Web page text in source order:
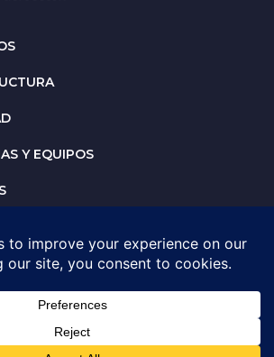
Y EQUIPOS
un espacio para
tu negocio